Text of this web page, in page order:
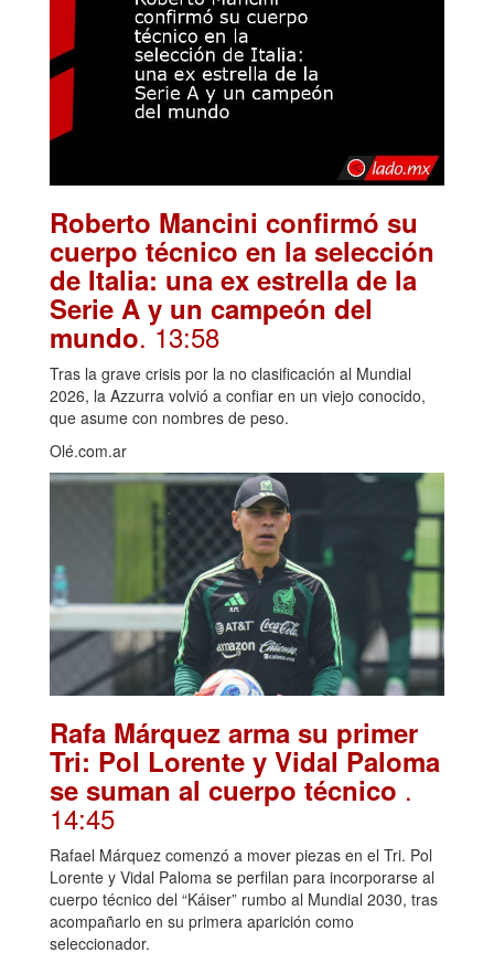
Roberto Mancini confirmó su
cuerpo técnico en la selección
de Italia: una ex estrella de la
Serie A y un campeón del
mundo. 13:58
Tras la grave crisis por la no clasificación al Mundial
2026, la Azzurra volvió a confiar en un viejo conocido,
que asume con nombres de peso.
Olé.com.ar
Rafa Márquez arma su primer
Tri: Pol Lorente y Vidal Paloma
se suman al cuerpo técnico .
14:45
Rafael Márquez comenzó a mover piezas en el Tri. Pol
Lorente y Vidal Paloma se perfilan para incorporarse al
cuerpo técnico del “Káiser” rumbo al Mundial 2030, tras
acompañarlo en su primera aparición como
seleccionador.